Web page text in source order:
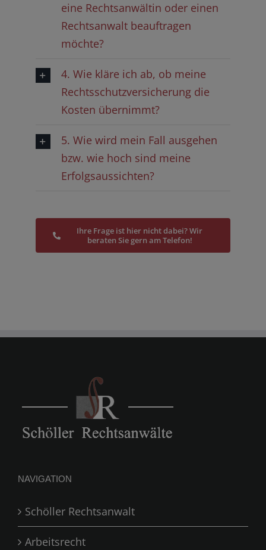
eine Rechtsanwältin oder einen
Rechtsanwalt beauftragen
möchte?
4. Wie kläre ich ab, ob meine
Rechtsschutzversicherung die
Kosten übernimmt?
5. Wie wird mein Fall ausgehen
bzw. wie hoch sind meine
Erfolgsaussichten?
Ihre Frage ist hier nicht dabei? Wir
beraten Sie gern am Telefon!
NAVIGATION
Schöller Rechtsanwalt
Arbeitsrecht